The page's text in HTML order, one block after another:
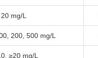
mg/L
200, 500 mg/L
≥20 mg/L